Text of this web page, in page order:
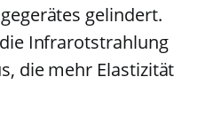
gelindert.
Infrarotstrahlung
die mehr Elastizität